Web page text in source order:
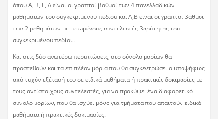
όπου Α, Β, Γ, Δ είναι οι γραπτοί βαθμοί των 4 πανελλαδικών
μαθημάτων του συγκεκριμένου πεδίου και Α,Β είναι οι γραπτοί βαθμοί
των 2 μαθημάτων με μειωμένους συντελεστές βαρύτητας του
συγκεκριμένου πεδίου.
Και στις δύο ανωτέρω περιπτώσεις, στο σύνολο μορίων θα
προστεθούν και τα επιπλέον μόρια που θα συγκεντρώσει ο υποψήφιος
από τυχόν εξέτασή του σε ειδικά μαθήματα ή πρακτικές δοκιμασίες με
τους αντίστοιχους συντελεστές, για να προκύψει ένα διαφορετικό
σύνολο μορίων, που θα ισχύει μόνο για τμήματα που απαιτούν ειδικά
μαθήματα ή πρακτικές δοκιμασίες.